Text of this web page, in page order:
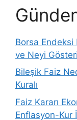
Borsa Endeksi
ve Neyi
Bileşik Faiz
Kuralı
Faiz Kararı
Enflasyon-Kur